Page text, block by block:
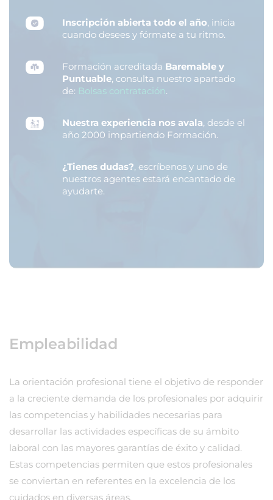
Inscripción abierta todo el año, inicia
cuando desees y fórmate a tu ritmo.
Formación acreditada Baremable y
Puntuable, consulta nuestro apartado
de: Bolsas contratación.
Nuestra experiencia nos avala, desde el
año 2000 impartiendo Formación.
¿Tienes dudas?, escríbenos y uno de
nuestros agentes estará encantado de
ayudarte.
Empleabilidad
La orientación profesional tiene el objetivo de responder
a la creciente demanda de los profesionales por adquirir
las competencias y habilidades necesarias para
desarrollar las actividades específicas de su ámbito
laboral con las mayores garantías de éxito y calidad.
Estas competencias permiten que estos profesionales
se conviertan en referentes en la excelencia de los
cuidados en diversas áreas.